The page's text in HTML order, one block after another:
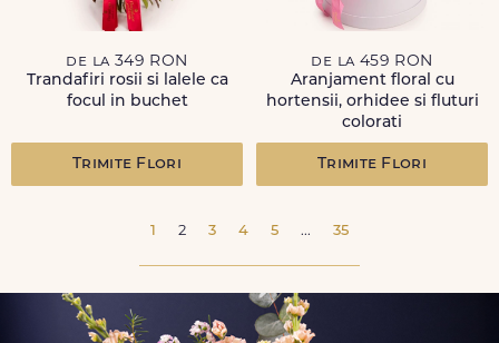
de la 349 RON
Trandafiri rosii si lalele ca
focul in buchet
Trimite Flori
de la 459 RON
Aranjament floral cu
hortensii, orhidee si fluturi
colorati
Trimite Flori
1 2 3 4 5 ... 35